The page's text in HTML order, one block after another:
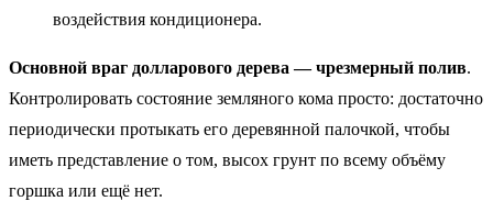
воздействия кондиционера.
Основной враг долларового дерева — чрезмерный полив.
Контролировать состояние земляного кома просто: достаточно
периодически протыкать его деревянной палочкой, чтобы
иметь представление о том, высох грунт по всему объёму
горшка или ещё нет.